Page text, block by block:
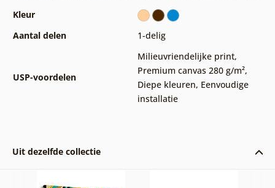
Kleur
Aantal delen
1-delig
USP-voordelen
Milieuvriendelijke print,
Premium canvas 280 g/m²,
Diepe kleuren, Eenvoudige
installatie
Uit dezelfde collectie